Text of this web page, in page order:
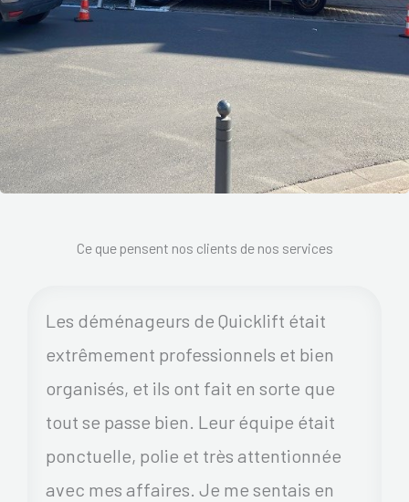
Ce que pensent nos clients de nos services
Les déménageurs de Quicklift était
extrêmement professionnels et bien
organisés, et ils ont fait en sorte que
tout se passe bien. Leur équipe était
ponctuelle, polie et très attentionnée
avec mes affaires. Je me sentais en